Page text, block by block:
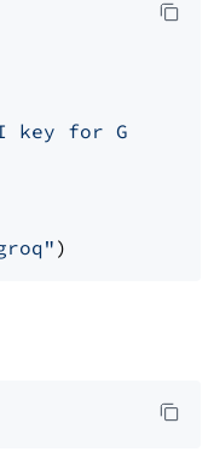
key for Groq: "